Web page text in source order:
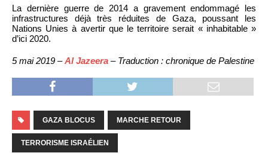
La dernière guerre de 2014 a gravement endommagé les
infrastructures déjà très réduites de Gaza, poussant les
Nations Unies à avertir que le territoire serait « inhabitable »
d’ici 2020.
5 mai 2019 –Al Jazeera – Traduction : chronique de Palestine
GAZA BLOCUS MARCHE RETOUR
TERRORISME ISRAÉLIEN